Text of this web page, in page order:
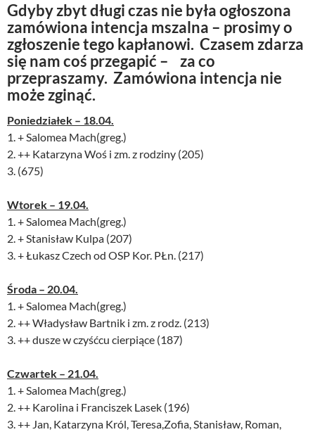
Gdyby zbyt długi czas nie była ogłoszona
zamówiona intencja mszalna – prosimy o
zgłoszenie tego kapłanowi. Czasem zdarza
się nam coś przegapić – za co
przepraszamy. Zamówiona intencja nie
może zginąć.
Poniedziałek – 18.04.
1. + Salomea Mach(greg.)
2. ++ Katarzyna Woś i zm. z rodziny (205)
3. (675)
Wtorek – 19.04.
1. + Salomea Mach(greg.)
2. + Stanisław Kulpa (207)
3. + Łukasz Czech od OSP Kor. PŁn. (217)
Środa – 20.04.
1. + Salomea Mach(greg.)
2. ++ Władysław Bartnik i zm. z rodz. (213)
3. ++ dusze w czyśćcu cierpiące (187)
Czwartek – 21.04.
1. + Salomea Mach(greg.)
2. ++ Karolina i Franciszek Lasek (196)
3. ++ Jan, Katarzyna Król, Teresa,Zofia, Stanisław, Roman,